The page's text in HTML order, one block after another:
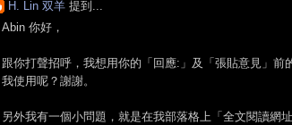
H. Lin 双羊 提到...
Abin 你好，
跟你打聲招呼，我想用你的「回應:」及「張貼意見」
我使用呢？謝謝。
另外我有一個小問題，就是在我部落格上「全文閱讀網